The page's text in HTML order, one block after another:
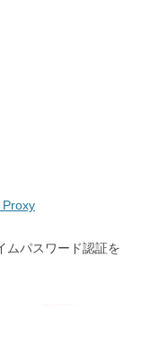
ムパスワード認証を